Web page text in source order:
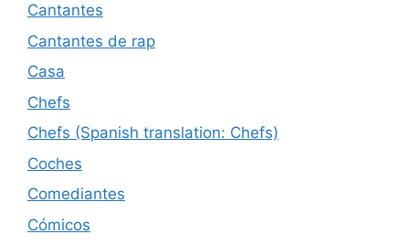
Cantantes
Cantantes de rap
Casa
Chefs
Chefs (Spanish translation: Chefs)
Coches
Comediantes
Cómicos